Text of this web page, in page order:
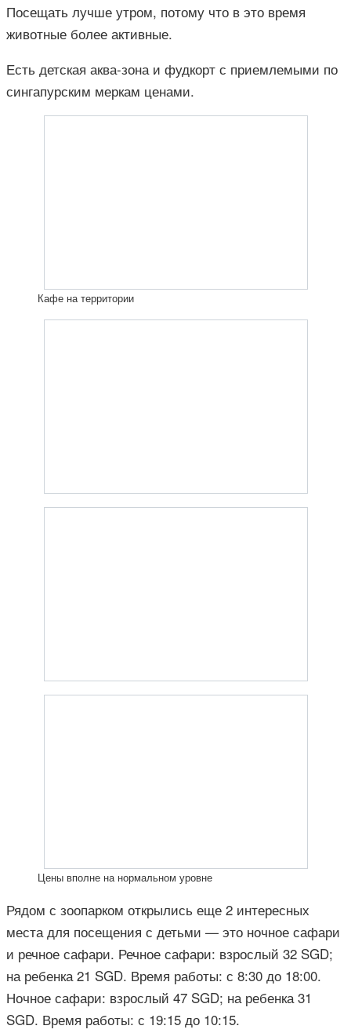
Посещать лучше утром, потому что в это время
животные более активные.
Есть детская аква-зона и фудкорт с приемлемыми по
сингапурским меркам ценами.
Кафе на территории
Цены вполне на нормальном уровне
Рядом с зоопарком открылись еще 2 интересных
места для посещения с детьми — это ночное сафари
и речное сафари. Речное сафари: взрослый 32 SGD;
на ребенка 21 SGD. Время работы: с 8:30 до 18:00.
Ночное сафари: взрослый 47 SGD; на ребенка 31
SGD. Время работы: с 19:15 до 10:15.